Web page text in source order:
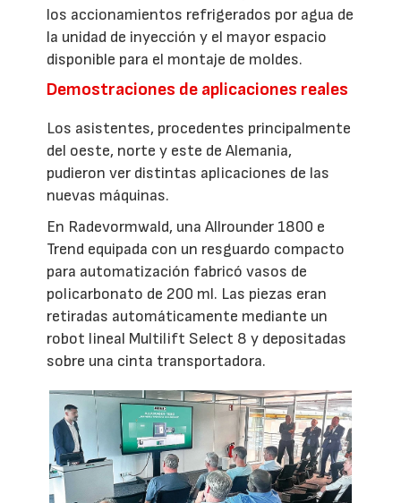
los accionamientos refrigerados por agua de
la unidad de inyección y el mayor espacio
disponible para el montaje de moldes.
Demostraciones de aplicaciones reales
Los asistentes, procedentes principalmente
del oeste, norte y este de Alemania,
pudieron ver distintas aplicaciones de las
nuevas máquinas.
En Radevormwald, una Allrounder 1800 e
Trend equipada con un resguardo compacto
para automatización fabricó vasos de
policarbonato de 200 ml. Las piezas eran
retiradas automáticamente mediante un
robot lineal Multilift Select 8 y depositadas
sobre una cinta transportadora.